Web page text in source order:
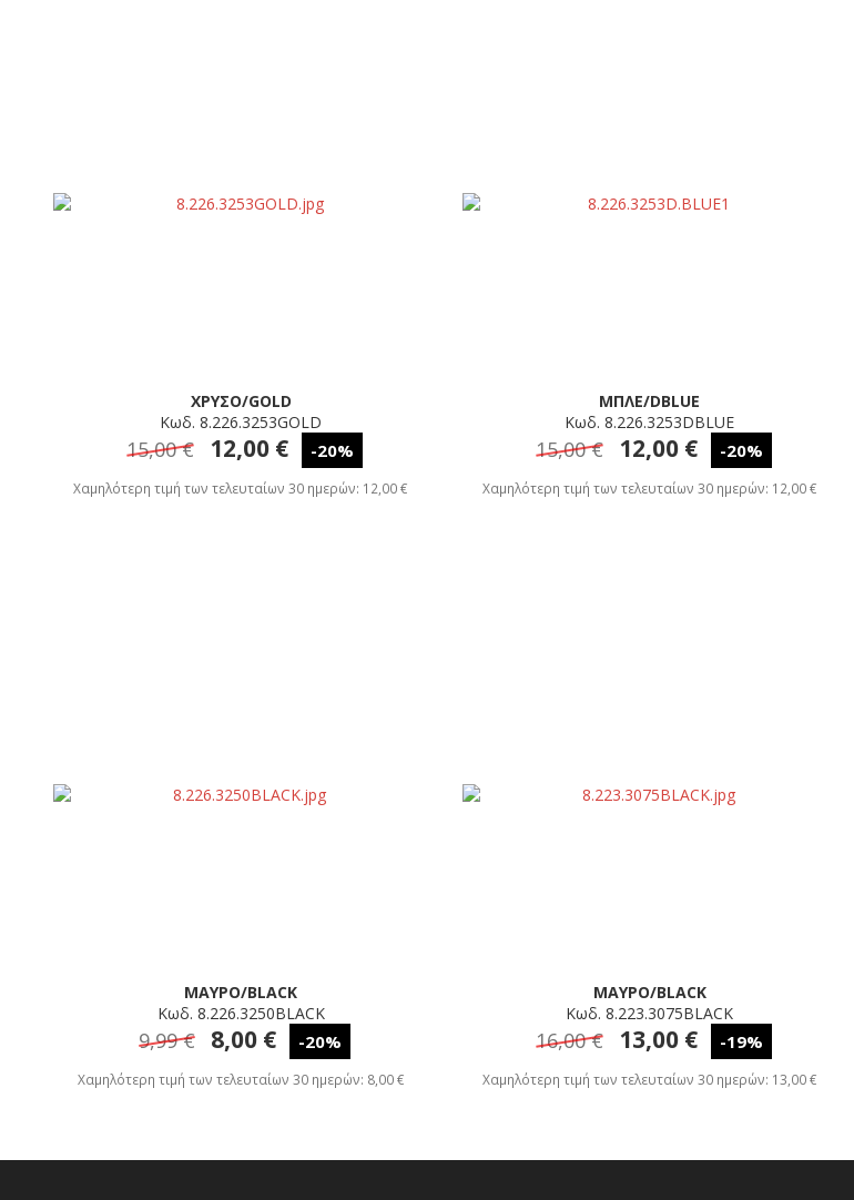
ΧΡΥΣΟ/GOLD
Κωδ. 8.226.3253GOLD
15,00 € 12,00 € -20%
Χαμηλότερη τιμή των τελευταίων 30 ημερών: 12,00 €
ΜΠΛΕ/DBLUE
Κωδ. 8.226.3253DBLUE
15,00 € 12,00 € -20%
Χαμηλότερη τιμή των τελευταίων 30 ημερών: 12,00 €
ΜΑΥΡΟ/BLACK
Κωδ. 8.226.3250BLACK
9,99 € 8,00 € -20%
Χαμηλότερη τιμή των τελευταίων 30 ημερών: 8,00 €
ΜΑΥΡΟ/BLACK
Κωδ. 8.223.3075BLACK
16,00 € 13,00 € -19%
Χαμηλότερη τιμή των τελευταίων 30 ημερών: 13,00 €